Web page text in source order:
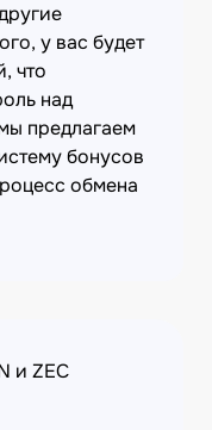
у вас будет
что
над
предлагаем
бонусов
обмена
и ZEC